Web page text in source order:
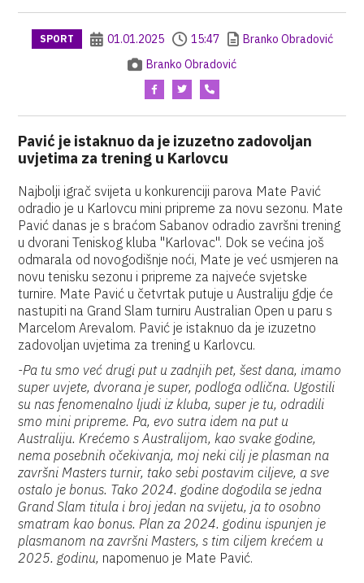
SPORT 01.01.2025 15:47
Branko Obradović
Branko Obradović
Pavić je istaknuo da je izuzetno zadovoljan
uvjetima za trening u Karlovcu
Najbolji igrač svijeta u konkurenciji parova Mate Pavić
odradio je u Karlovcu mini pripreme za novu sezonu. Mate
Pavić danas je s braćom Sabanov odradio završni trening
u dvorani Teniskog kluba "Karlovac". Dok se većina još
odmarala od novogodišnje noći, Mate je već usmjeren na
novu tenisku sezonu i pripreme za najveće svjetske
turnire. Mate Pavić u četvrtak putuje u Australiju gdje će
nastupiti na Grand Slam turniru Australian Open u paru s
Marcelom Arevalom. Pavić je istaknuo da je izuzetno
zadovoljan uvjetima za trening u Karlovcu.
-Pa tu smo već drugi put u zadnjih pet, šest dana, imamo
super uvjete, dvorana je super, podloga odlična. Ugostili
su nas fenomenalno ljudi iz kluba, super je tu, odradili
smo mini pripreme. Pa, evo sutra idem na put u
Australiju. Krećemo s Australijom, kao svake godine,
nema posebnih očekivanja, moj neki cilj je plasman na
završni Masters turnir, tako sebi postavim ciljeve, a sve
ostalo je bonus. Tako 2024. godine dogodila se jedna
Grand Slam titula i broj jedan na svijetu, ja to osobno
smatram kao bonus. Plan za 2024. godinu ispunjen je
plasmanom na završni Masters, s tim ciljem krećem u
2025. godinu, napomenuo je Mate Pavić.